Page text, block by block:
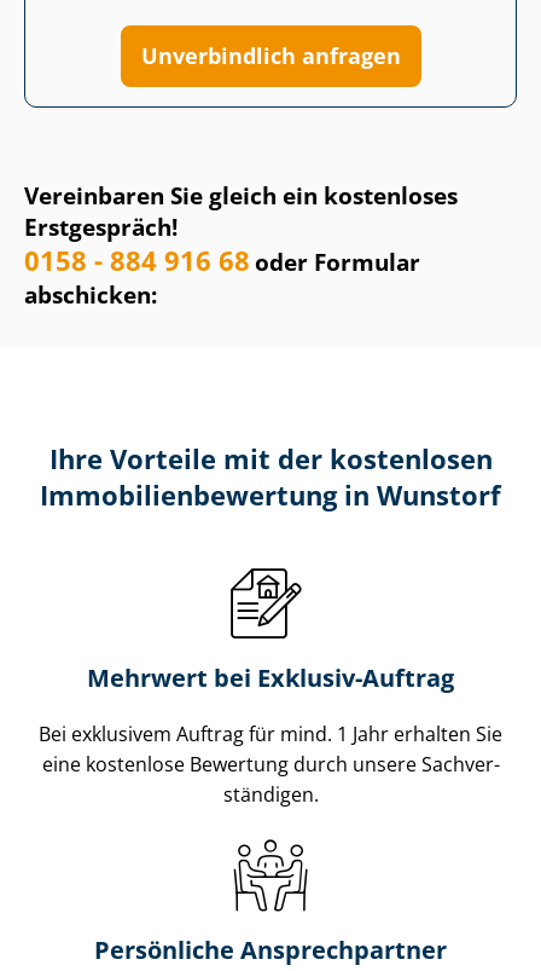
Vereinbaren Sie gleich ein kostenloses
Erstgespräch!
0158 - 884 916 68oder Formular
abschicken:
Unverbindlich anfragen
Ihre Vorteile mit der kostenlosen
Im­mo­bi­li­en­be­wer­tung in Wunstorf
Mehrwert bei Exklusiv-Auftrag
Bei exklusivem Auftrag für mind. 1 Jahr erhalten Sie
eine kostenlose Bewertung durch unsere Sach­ver­
stän­di­gen.
Persönliche Ansprechpartner